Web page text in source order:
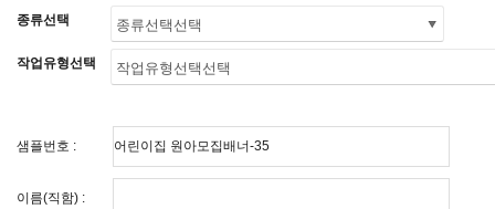
종류선택
작업유형선택
샘플번호 :
이름(직함) :